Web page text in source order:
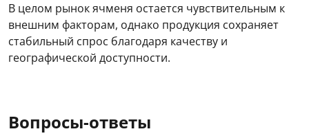
В целом рынок ячменя остается чувствительным к
внешним факторам, однако продукция сохраняет
стабильный спрос благодаря качеству и
географической доступности.
Вопросы-ответы